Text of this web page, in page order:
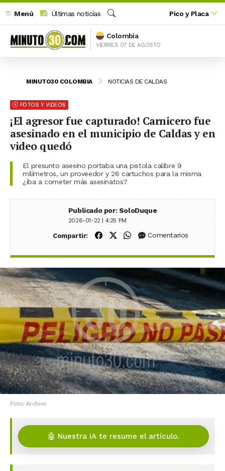
Menú
Últimas noticias
Buscar
Pico y Placa
Colombia
VIERNES 07 DE AGOSTO
MINUTO30 COLOMBIA NOTICIAS DE CALDAS
FOTOS Y VIDEOS
¡El agresor fue capturado! Carnicero fue
asesinado en el municipio de Caldas y en
video quedó
El presunto asesino portaba una pistola calibre 9
milímetros, un proveedor y 26 cartuchos para la misma
¿iba a cometer más asesinatos?
Publicado por: SoloDuque
2026-01-22 | 4:25 PM
Compartir: Compartir en Facebook
Compartir en X (Twitter)
Compartir en WhatsApp
Comentarios
Foto: Archivo
🤖 Nuestra IA te resume el artículo.